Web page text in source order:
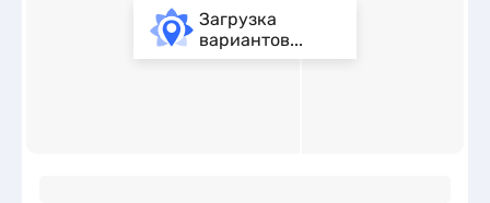
Загрузка
вариантов...